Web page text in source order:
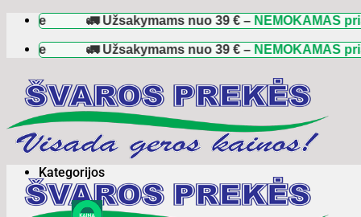
Skip
content
🚛 Užsakymams nuo39 €–NEMOKAMAS
🚛 Užsakymams nuo39 €–NEMOKAMAS
Kategorijos